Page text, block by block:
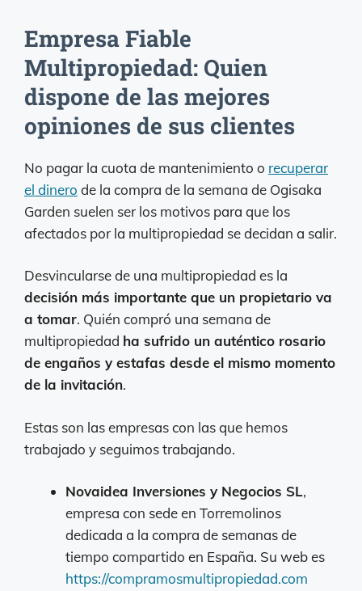
Empresa Fiable
Multipropiedad: Quien
dispone de las mejores
opiniones de sus clientes
No pagar la cuota de mantenimiento o recuperar
el dinero de la compra de la semana de Ogisaka
Garden suelen ser los motivos para que los
afectados por la multipropiedad se decidan a salir.
Desvincularse de una multipropiedad es la
decisión más importante que un propietario va
a tomar. Quién compró una semana de
multipropiedad ha sufrido un auténtico rosario
de engaños y estafas desde el mismo momento
de la invitación.
Estas son las empresas con las que hemos
trabajado y seguimos trabajando.
Novaidea Inversiones y Negocios SL,
empresa con sede en Torremolinos
dedicada a la compra de semanas de
tiempo compartido en España. Su web es
https://compramosmultipropiedad.com